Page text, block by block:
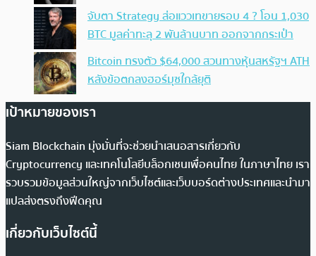
จับตา Strategy ส่อแววเทขายรอบ 4 ? โอน 1,030
BTC มูลค่าทะลุ 2 พันล้านบาท ออกจากกระเป๋า
Bitcoin ทรงตัว $64,000 สวนทางหุ้นสหรัฐฯ ATH
หลังข้อตกลงฮอร์มุซใกล้ยุติ
เป้าหมายของเรา
Siam Blockchain มุ่งมั่นที่จะช่วยนำเสนอสารเกี่ยวกับ
Cryptocurrency และเทคโนโลยีบล็อกเชนเพื่อคนไทย ในภาษาไทย เรา
รวบรวมข้อมูลส่วนใหญ่จากเว็บไซต์และเว็บบอร์ดต่างประเทศและนำมา
แปลส่งตรงถึงฟีดคุณ
เกี่ยวกับเว็บไซต์นี้